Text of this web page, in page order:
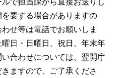
要する場合がありますの
せ等は電話でお願いしま
日・日曜日、祝日、年末年
合わせについては、翌開庁
ますので、ご了承くださ